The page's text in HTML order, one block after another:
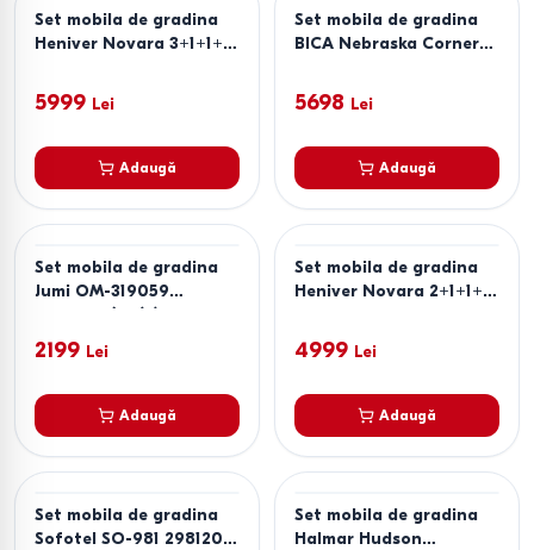
Set mobila de gradina
Heniver Novara 3+1+1+T
5999 Lei
Adaugă
Set mobila de gradina
BICA Nebraska Corner
5698 Lei
Adaugă
Set mobila de gradina
Jumi OM-319059
Antracit (Gri)/Negru
2199 Lei
Adaugă
Set mobila de gradina
Heniver Novara 2+1+1+T
4999 Lei
Adaugă
Set mobila de gradina
Sofotel SO-981 298120
Set mobila de gradina
Halmar Hudson